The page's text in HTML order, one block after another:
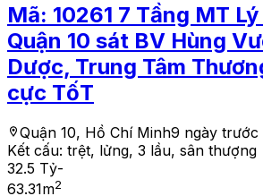
Mã: 10261 7 Tầng MT
Quận 10 sát BV Hùng
Dược, Trung Tâm
cực TốT
Quận 10, Hồ Chí Minh9 ngày trước
Kết cấu: trệt, lửng, 3 lầu, sân thượng
32.5 Tỷ-
63.31m2